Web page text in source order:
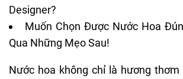
Designer?
Muốn Chọn Được Nước Hoa
Qua Những Mẹo Sau!
Nước hoa không chỉ là hương